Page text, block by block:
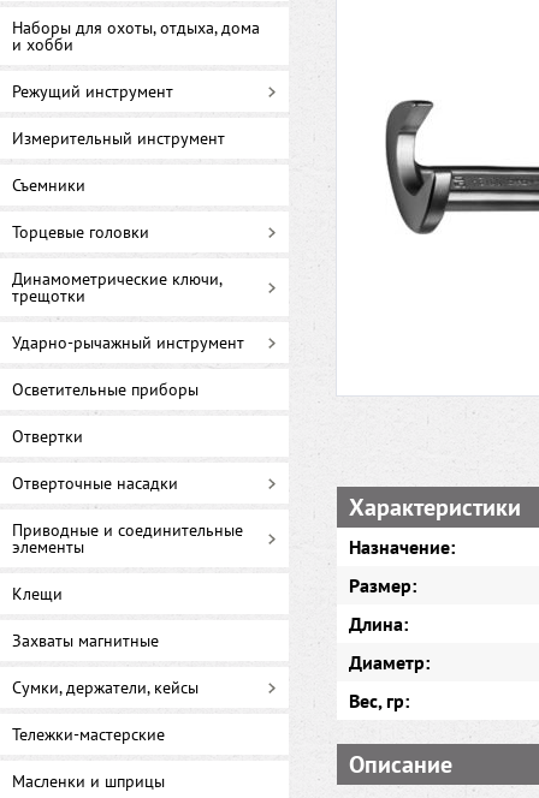
Наборы для охоты, отдыха, дома
и хобби
Режущий инструмент
Измерительный инструмент
Съемники
Торцевые головки
Динамометрические ключи,
трещотки
Ударно-рычажный инструмент
Осветительные приборы
Отвертки
Отверточные насадки
Приводные и соединительные
элементы
Клещи
Захваты магнитные
Сумки, держатели, кейсы
Тележки-мастерские
Масленки и шприцы
Характеристики
Назначение:
Размер:
Длина:
Диаметр:
Вес, гр:
Описание